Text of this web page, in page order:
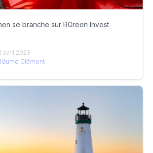
se branche sur RGreen Invest
avril 2023
Clément